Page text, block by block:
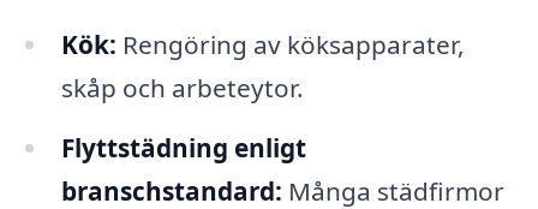
Kök: Rengöring av köksapparater,
skåp och arbeteytor.
Flyttstädning enligt
branschstandard: Många städfirmor